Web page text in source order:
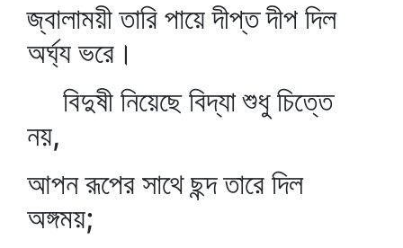
জ্বালাময়ী তারি পায়ে দীপ্ত দীপ দিল
অর্ঘ্য ভরে।
বিদুষী নিয়েছে বিদ্যা শুধু চিত্তে
নয়,
আপন রূপের সাথে ছন্দ তারে দিল
অঙ্গময়;